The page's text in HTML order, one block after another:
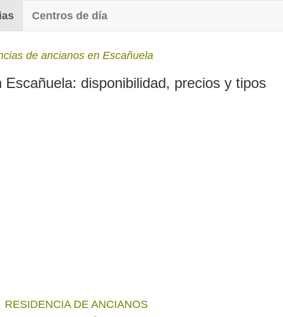
Centros de día
de ancianos en Escañuela
disponibilidad, precios y tipos
RESIDENCIA DE ANCIANOS